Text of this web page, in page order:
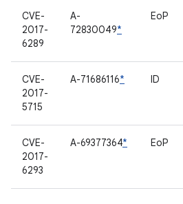
CVE-
2017-
6289
A-
72830049*
EoP
CVE-
2017-
5715
A-71686116* ID
CVE-
2017-
6293
A-69377364* EoP